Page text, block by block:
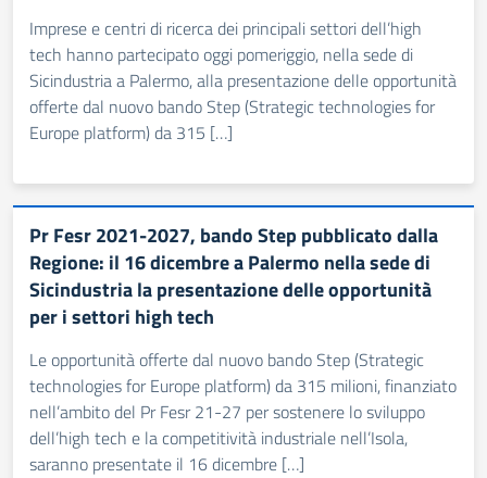
Imprese e centri di ricerca dei principali settori dell’high
tech hanno partecipato oggi pomeriggio, nella sede di
Sicindustria a Palermo, alla presentazione delle opportunità
offerte dal nuovo bando Step (Strategic technologies for
Europe platform) da 315 […]
Pr Fesr 2021-2027, bando Step pubblicato dalla
Regione: il 16 dicembre a Palermo nella sede di
Sicindustria la presentazione delle opportunità
per i settori high tech
Le opportunità offerte dal nuovo bando Step (Strategic
technologies for Europe platform) da 315 milioni, finanziato
nell’ambito del Pr Fesr 21-27 per sostenere lo sviluppo
dell’high tech e la competitività industriale nell’Isola,
saranno presentate il 16 dicembre […]